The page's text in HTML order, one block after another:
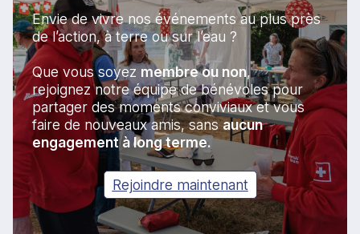
Envie de vivre nos événements au plus près
de l’action, à terre ou sur l’eau ?
Que vous soyez membre ou non,
rejoignez notre équipe de bénévoles pour
partager des moments conviviaux et vous
faire de nouveaux amis, sansaucun
engagement à long terme.
Rejoindre maintenant